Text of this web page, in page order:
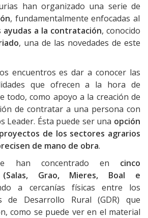
han organizado una serie de
, fundamentalmente enfocadas al
ayudas a la contratación, conocido
, una de las novedades de este
encuentros es dar a conocer las
que ofrecen a la hora de
todo, como apoyo a la creación de
de contratar a una persona con
Leader. Ésta puede ser una opción
de los sectores agrarios
de mano de obra.
han concentrado en cinco
(Salas, Grao, Mieres, Boal e
a cercanías físicas entre los
de Desarrollo Rural (GDR) que
como se puede ver en el material